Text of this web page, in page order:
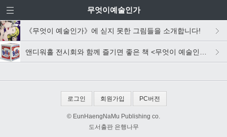
무엇이예술인가
《무엇이 예술인가》에 싣지 못한 그림들을 소개합니다!
앤디워홀 전시회와 함께 즐기면 좋은 책 <무엇이 예술인가>를 소개합니다다다닷
로그인 회원가입 PC버전
© EunHaengNaMu Publishing co.
도서출판 은행나무